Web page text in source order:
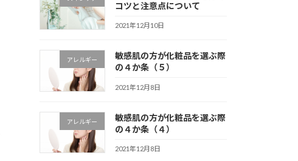
コツと注意点について
2021年12月10日
アレルギー
敏感肌の方が化粧品を選ぶ際
の４か条（５）
2021年12月8日
アレルギー
敏感肌の方が化粧品を選ぶ際
の４か条（４）
2021年12月8日